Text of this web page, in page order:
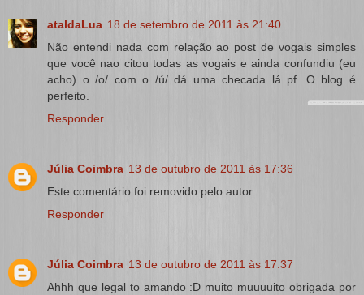
ataldaLua 18 de setembro de 2011 às 21:40
Não entendi nada com relação ao post de vogais simples
que você nao citou todas as vogais e ainda confundiu (eu
acho) o /o/ com o /ú/ dá uma checada lá pf. O blog é
perfeito.
Responder
Júlia Coimbra 13 de outubro de 2011 às 17:36
Este comentário foi removido pelo autor.
Responder
Júlia Coimbra 13 de outubro de 2011 às 17:37
Ahhh que legal to amando :D muito muuuuito obrigada por